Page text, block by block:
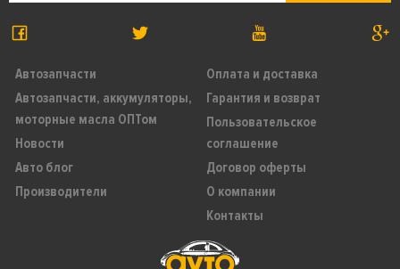
Автозапчасти
Автозапчасти, аккумуляторы,
моторные масла ОПТом
Новости
Авто блог
Производители
Оплата и доставка
Гарантия и возврат
Пользовательское
соглашение
Договор оферты
О компании
Контакты